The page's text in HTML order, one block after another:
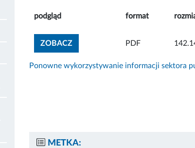
podgląd format
ZOBACZZOBACZ ZAŁĄCZNIK
PDF
Ponowne wykorzystywanie informacji sektora
METKA: